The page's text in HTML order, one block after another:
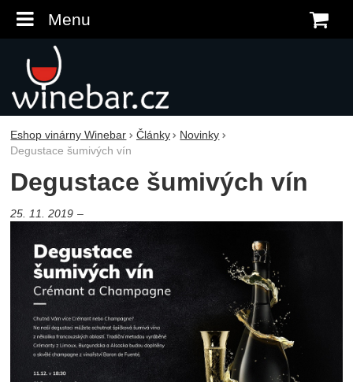
Menu
Eshop vinárny Winebar Články
Novinky
Degustace šumivých vín
Degustace šumivých vín
25. 11. 2019